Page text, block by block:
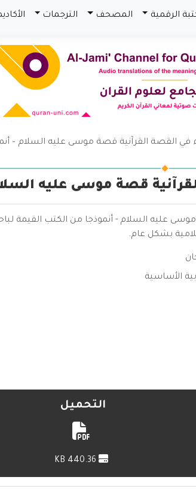
الرقمية المصحف الترجمات
في القصة القرآنية قصة موسى عليه السلام –
قصة موسى عليه
عليه السلام - أنموذجا من الكتب القيمة
بشكل عام.
الأساسية
التحميل